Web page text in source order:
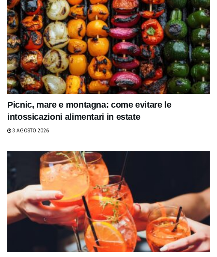
Picnic, mare e montagna: come evitare le
intossicazioni alimentari in estate
3 AGOSTO 2026